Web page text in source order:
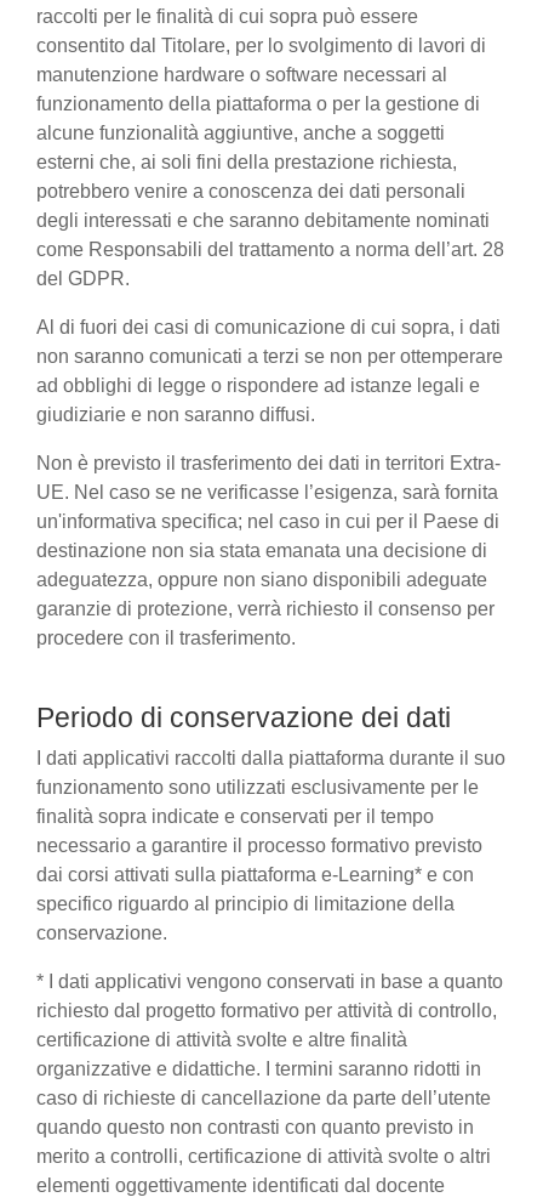
raccolti per le finalità di cui sopra può essere
consentito dal Titolare, per lo svolgimento di lavori di
manutenzione hardware o software necessari al
funzionamento della piattaforma o per la gestione di
alcune funzionalità aggiuntive, anche a soggetti
esterni che, ai soli fini della prestazione richiesta,
potrebbero venire a conoscenza dei dati personali
degli interessati e che saranno debitamente nominati
come Responsabili del trattamento a norma dell’art. 28
del GDPR.
Al di fuori dei casi di comunicazione di cui sopra, i dati
non saranno comunicati a terzi se non per ottemperare
ad obblighi di legge o rispondere ad istanze legali e
giudiziarie e non saranno diffusi.
Non è previsto il trasferimento dei dati in territori Extra-
UE. Nel caso se ne verificasse l’esigenza, sarà fornita
un'informativa specifica; nel caso in cui per il Paese di
destinazione non sia stata emanata una decisione di
adeguatezza, oppure non siano disponibili adeguate
garanzie di protezione, verrà richiesto il consenso per
procedere con il trasferimento.
Periodo di conservazione dei dati
I dati applicativi raccolti dalla piattaforma durante il suo
funzionamento sono utilizzati esclusivamente per le
finalità sopra indicate e conservati per il tempo
necessario a garantire il processo formativo previsto
dai corsi attivati sulla piattaforma e-Learning* e con
specifico riguardo al principio di limitazione della
conservazione.
* I dati applicativi vengono conservati in base a quanto
richiesto dal progetto formativo per attività di controllo,
certificazione di attività svolte e altre finalità
organizzative e didattiche. I termini saranno ridotti in
caso di richieste di cancellazione da parte dell’utente
quando questo non contrasti con quanto previsto in
merito a controlli, certificazione di attività svolte o altri
elementi oggettivamente identificati dal docente